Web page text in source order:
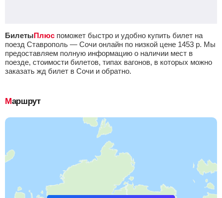
БилетыПлюс поможет быстро и удобно купить билет на
поезд Ставрополь — Сочи онлайн по низкой цене 1453 р. Мы
предоставляем полную информацию о наличии мест в
поезде, стоимости билетов, типах вагонов, в которых можно
заказать жд билет в Сочи и обратно.
Маршрут